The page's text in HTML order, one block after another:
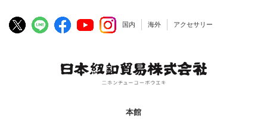
国内 海外 アクセサリー
本館